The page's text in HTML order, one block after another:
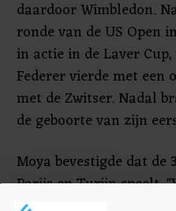
daardoor Wimbledon.
ronde van de US Open
in actie in de Laver
Federer vierde met een
met de Zwitser. Nadal
de geboorte van zijn
Moya bevestigde dat
Parijs en Turijn speelt.